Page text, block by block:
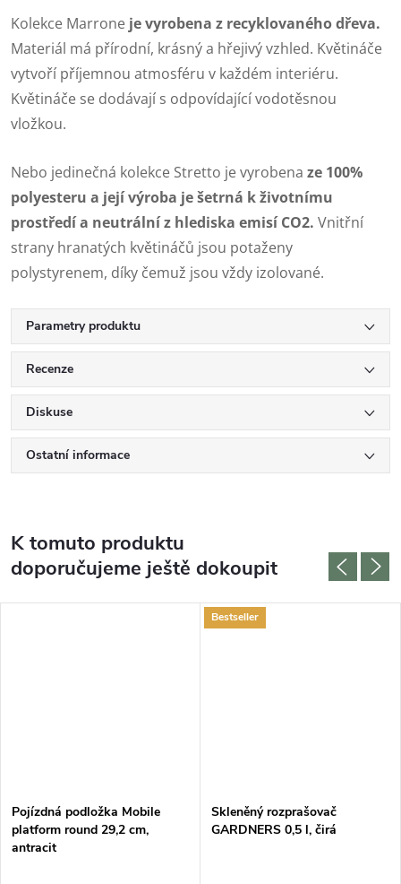
Kolekce Marrone je vyrobena z recyklovaného dřeva.
Materiál má přírodní, krásný a hřejivý vzhled. Květináče
vytvoří příjemnou atmosféru v každém interiéru.
Květináče se dodávají s odpovídající vodotěsnou
vložkou.
Nebo jedinečná kolekce Stretto je vyrobena ze 100%
polyesteru a její výroba je šetrná k životnímu
prostředí a neutrální z hlediska emisí CO2. Vnitřní
strany hranatých květináčů jsou potaženy
polystyrenem, díky čemuž jsou vždy izolované.
Parametry produktu
Recenze
Diskuse
Ostatní informace
K tomuto produktu
doporučujeme ještě dokoupit
Pojízdná podložka Mobile
platform round 29,2 cm,
antracit
Bestseller
Skleněný rozprašovač
GARDNERS 0,5 l, čirá